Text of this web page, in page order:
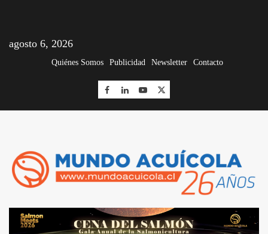
agosto 6, 2026
Quiénes Somos Publicidad Newsletter Contacto